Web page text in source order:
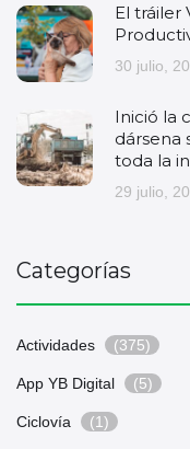
El tráiler
30 julio,
Inició la
dársena
toda la
29 julio,
Categorías
Actividades (375)
App YB Digital (5)
Ciclovía (1)